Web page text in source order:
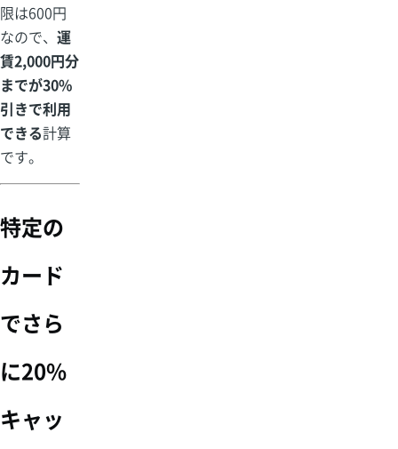
限は600円
なので、 運
賃2,000円分
までが30%
引きで利用
できる計算
です。
特定の
カード
でさら
に20%
キャッ